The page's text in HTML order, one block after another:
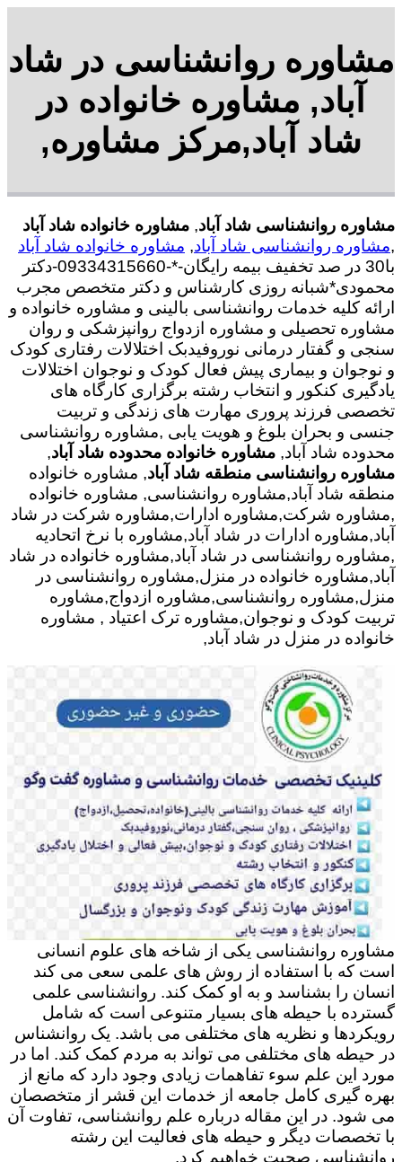
مشاوره روانشناسی در شاد
آباد, مشاوره خانواده در
شاد آباد,مرکز مشاوره,
مشاوره روانشناسی شاد آباد, مشاوره خانواده شاد آباد
,مشاوره روانشناسی شاد آباد, مشاوره خانواده شاد آباد
با30 در صد تخفیف بیمه رایگان-*-09334315660-دکتر
محمودی*شبانه روزی کارشناس و دکتر متخصص مجرب
ارائه کلیه خدمات روانشناسی بالینی و مشاوره خانواده و
مشاوره تحصیلی و مشاوره ازدواج روانپزشکی و روان
سنجی و گفتار درمانی نوروفیدبک اختلالات رفتاری کودک
و نوجوان و بیماری پیش فعال کودک و نوجوان اختلالات
یادگیری کنکور و انتخاب رشته برگزاری کارگاه های
تخصصی فرزند پروری مهارت های زندگی و تربیت
جنسی و بحران بلوغ و هویت یابی ,مشاوره روانشناسی
محدوده شاد آباد, مشاوره خانواده محدوده شاد آباد,
مشاوره روانشناسی منطقه شاد آباد, مشاوره خانواده
منطقه شاد آباد,مشاوره روانشناسی, مشاوره خانواده
,مشاوره شرکت,مشاوره ادارات,مشاوره شرکت در شاد
آباد,مشاوره ادارات در شاد آباد,مشاوره با نرخ اتحادیه
,مشاوره روانشناسی در شاد آباد,مشاوره خانواده در شاد
آباد,مشاوره خانواده در منزل,مشاوره روانشناسی در
منزل,مشاوره روانشناسی,مشاوره ازدواج,مشاوره
تربیت کودک و نوجوان,مشاوره ترک اعتیاد , مشاوره
خانواده در منزل در شاد آباد,
مشاوره روانشناسی یکی از شاخه های علوم انسانی
است که با استفاده از روش های علمی سعی می کند
انسان را بشناسد و به او کمک کند. روانشناسی علمی
گسترده با حیطه های بسیار متنوعی است که شامل
رویکردها و نظریه های مختلفی می باشد. یک روانشناس
در حیطه های مختلفی می تواند به مردم کمک کند. اما در
مورد این علم سوء تفاهمات زیادی وجود دارد که مانع از
بهره گیری کامل جامعه از خدمات این قشر از متخصصان
می شود. در این مقاله درباره علم روانشناسی، تفاوت آن
با تخصصات دیگر و حیطه های فعالیت این رشته
روانشناسی صحبت خواهیم کرد.